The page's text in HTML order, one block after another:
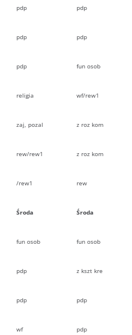
pdp pdp
pdp pdp
pdp fun osob
religia wf/rew1
zaj, pozal z roz kom
rew/rew1 z roz kom
/rew1 rew
Środa Środa
fun osob fun osob
pdp z kszt kre
pdp pdp
wf pdp